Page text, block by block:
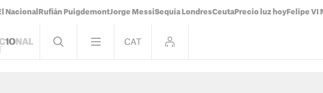
Nacional Rufián PuigdemontJorge MessiSequía LondresCeuta Precio luz hoy Felipe VI